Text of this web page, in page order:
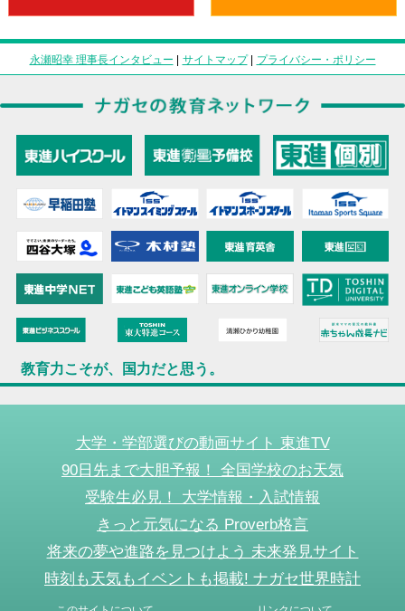
永瀬昭幸 理事長インタビュー | サイトマップ| プライバシー・ポリシー
教育力こそが、国力だと思う。
大学・学部選びの動画サイト 東進TV
90日先まで大胆予報！ 全国学校のお天気
受験生必見！ 大学情報・入試情報
きっと元気になる Proverb格言
将来の夢や進路を見つけよう 未来発見サイト
時刻も天気もイベントも掲載! ナガセ世界時計